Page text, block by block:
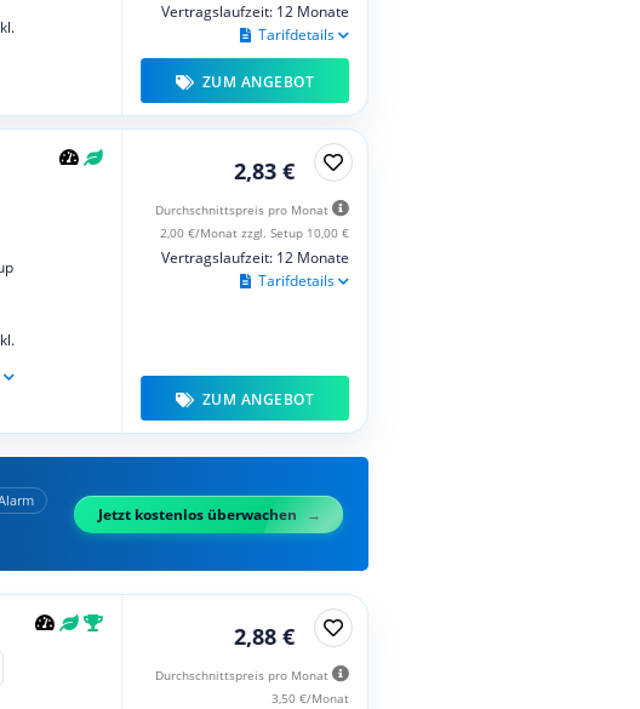
Vertragslaufzeit: 12 Monate
Tarifdetails
ZUM ANGEBOT
2,83 €
Durchschnittspreis pro Monat
2,00 €/Monat zzgl. Setup 10,00 €
Vertragslaufzeit: 12 Monate
Tarifdetails
ZUM ANGEBOT
Jetzt kostenlos überwachen
2,88 €
Durchschnittspreis pro Monat
3,50 €/Monat